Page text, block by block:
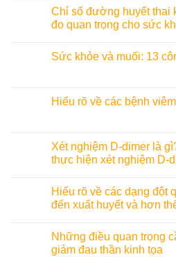
Chỉ số đường huyết thai
đo quan trọng cho sức
Sức khỏe và muối: 13
Hiểu rõ về các bệnh
Xét nghiệm D-dimer là
thực hiện xét nghiệm D-
Hiểu rõ về các dạng đột
đến xuất huyết và hơn
Những điều quan trọng
giảm đau thần kinh tọa